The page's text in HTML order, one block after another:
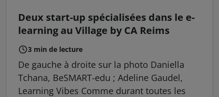
Deux start-up spécialisées dans le e-
learning au Village by CA Reims
3 min de lecture
De gauche à droite sur la photo Daniella
Tchana, BeSMART-edu ; Adeline Gaudel,
Learning Vibes Comme durant toutes les